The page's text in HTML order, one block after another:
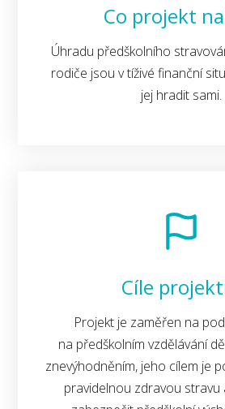
Co projekt
Úhradu předškolního
rodiče jsou v tíživé finanční
jej hradit sami.
Cíle
Projekt je zaměřen na
na předškolním vzdělávání
znevýhodněním, jeho cílem je
pravidelnou zdravou stravu